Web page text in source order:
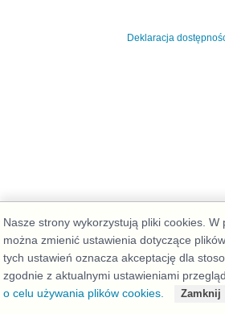
Deklaracja
Nasze strony wykorzystują pliki cookies.
można zmienić ustawienia dotyczące
tych ustawień oznacza akceptację dla
zgodnie z aktualnymi ustawieniami
o celu używania plików cookies.